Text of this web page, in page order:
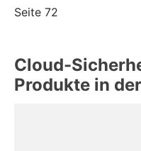
Seite 72
Cloud-
Produkte in